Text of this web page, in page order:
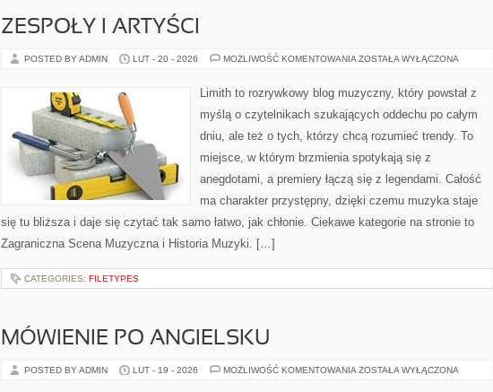
ZESPOŁY I ARTYŚCI
POSTED BY ADMIN LUT - 20 - 2026 MOŻLIWOŚĆ KOMENTOWANIA ZESPOŁY
ZOSTAŁA WYŁĄCZONA
Limith to rozrywkowy blog muzyczny, który powstał z
myślą o czytelnikach szukających oddechu po całym
dniu, ale też o tych, którzy chcą rozumieć trendy. To
miejsce, w którym brzmienia spotykają się z
anegdotami, a premiery łączą się z legendami. Całość
ma charakter przystępny, dzięki czemu muzyka staje
się tu bliższa i daje się czytać tak samo łatwo, jak chłonie. Ciekawe kategorie na stronie to
Zagraniczna Scena Muzyczna i Historia Muzyki. […]
CATEGORIES: FILETYPES
MÓWIENIE PO ANGIELSKU
POSTED BY ADMIN LUT - 19 - 2026 MOŻLIWOŚĆ KOMENTOWANIA MÓWIENIE
ZOSTAŁA WYŁĄCZONA